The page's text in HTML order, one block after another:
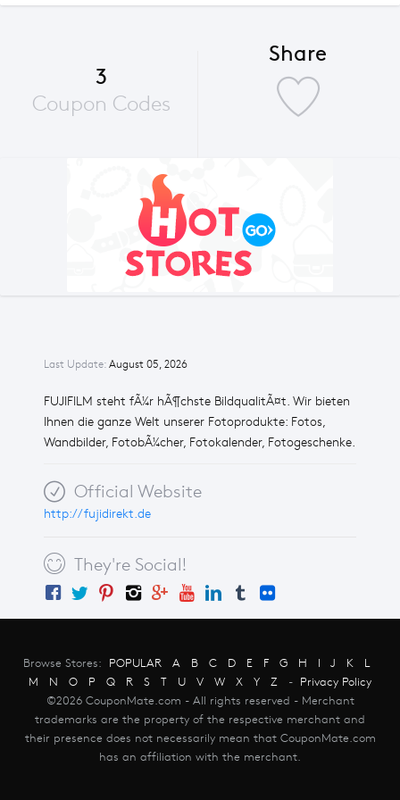
Last Update: August 05, 2026
FUJIFILM steht fÃ¼r hÃ¶chste BildqualitÃ¤t. Wir bieten
Ihnen die ganze Welt unserer Fotoprodukte: Fotos,
Wandbilder, FotobÃ¼cher, Fotokalender, Fotogeschenke.
Official Website
http://fujidirekt.de
They're Social!
3
Coupon Codes
Share
Browse Stores: POPULAR A B C D E F G H I J K
L
M
N O P Q R S T U V W X Y Z - Privacy Policy
©2026 CouponMate.com - All rights reserved - Merchant
trademarks are the property of the respective merchant and
their presence does not necessarily mean that CouponMate.com
has an affiliation with the merchant.